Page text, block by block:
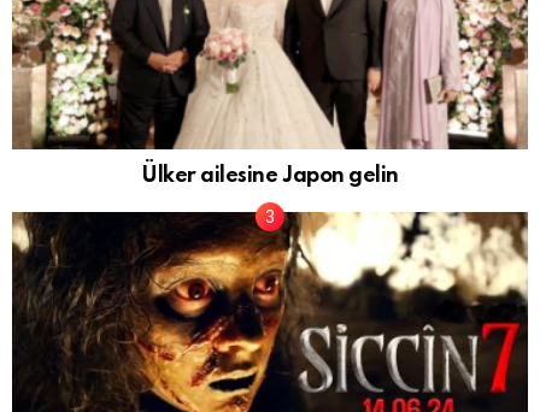
Ülker ailesine Japon gelin